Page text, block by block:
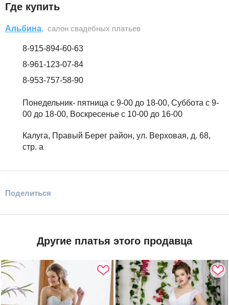
Где купить
Альбина, салон свадебных платьев
8-915-894-60-63
8-961-123-07-84
8-953-757-58-90
Понедельник- пятница с 9-00 до 18-00, Суббота с 9-
00 до 18-00, Воскресенье с 10-00 до 16-00
Калуга, Правый Берег район, ул. Верховая, д. 68,
стр. а
Поделиться
Другие платья этого продавца